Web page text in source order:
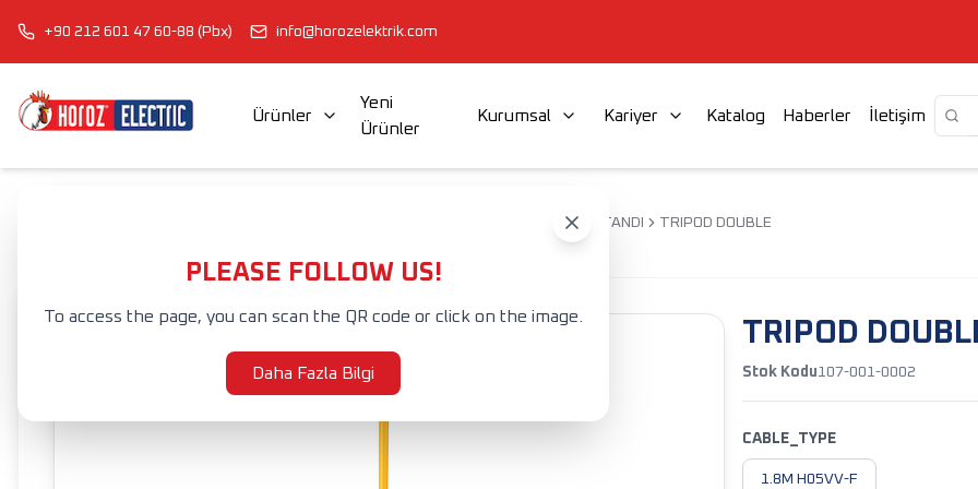
+90 212 601 47 60-88 (Pbx) info@horozelektrik.com
Ürünler
Yeni
Ürünler
Kurumsal Kariyer Katalog Haberler İletişim
PLEASE FOLLOW US!
To access the page, you can scan the QR code or click on the image.
Daha Fazla Bilgi
LED PROJEKTÖR STANDI TRIPOD DOUBLE
TRIPOD
Stok Kodu107-001-0002
CABLE_TYPE
1.8M H05VV-F